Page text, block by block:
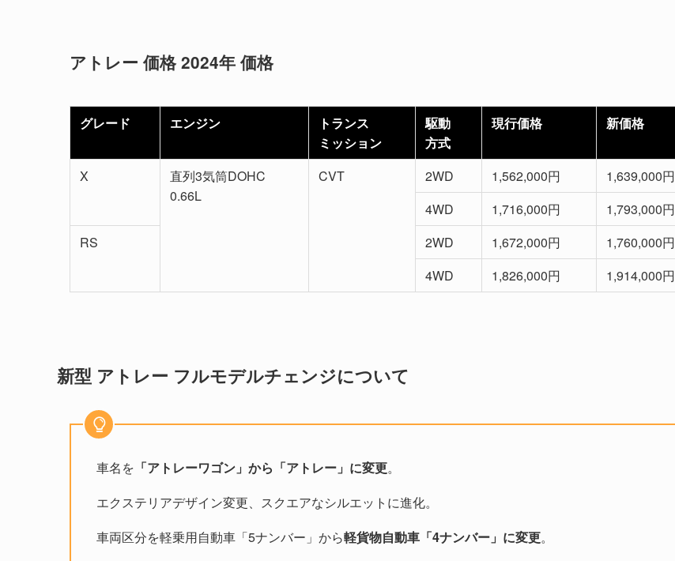
アトレー 価格 2024年 価格
グレード エンジン
トランス
ミッション
駆動
方式
現行価格 新価格
X
直列3気筒DOHC
0.66L
CVT 2WD 1,562,000円
1,639,000円
4WD
1,716,000円
1,793,000円
RS
2WD 1,672,000円
1,760,000円
4WD
1,826,000円 1,914,000円
新型 アトレー フルモデルチェンジについて
車名を 「アトレーワゴン」から「アトレー」に変更。
エクステリアデザイン変更、スクエアなシルエットに進化。
車両区分を軽乗用自動車「5ナンバー」から軽貨物自動車「4ナンバー」に変更。